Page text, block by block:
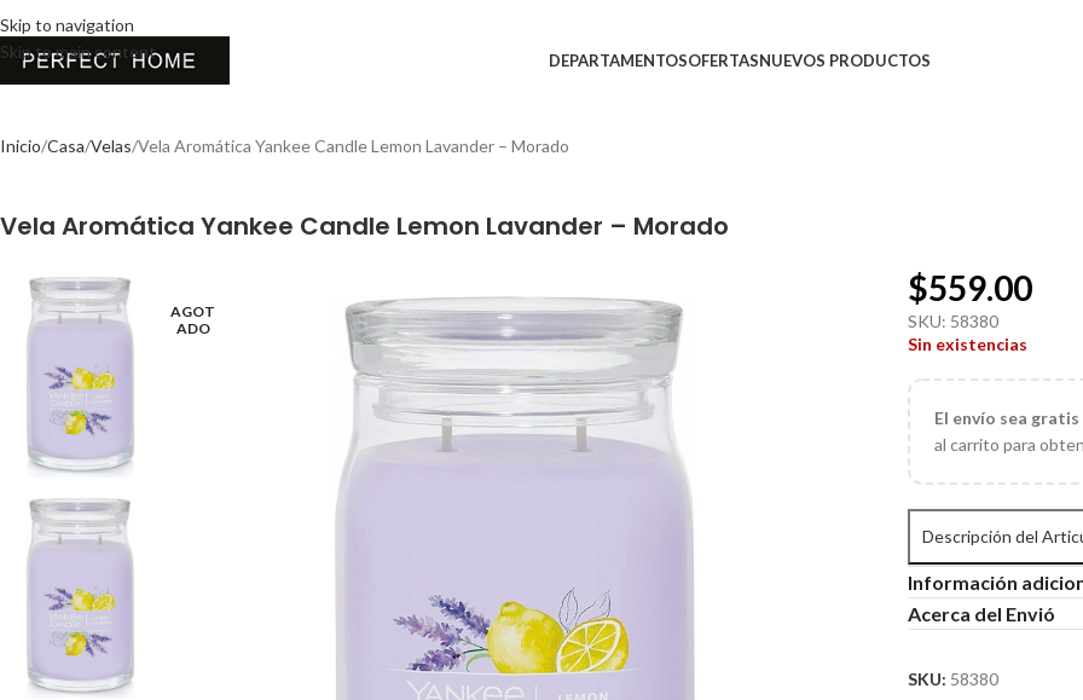
Skip to navigation
Skip to main content
DEPARTAMENTOSOFERTASNUEVOS PRODUCTOS
Inicio Casa Velas Vela Aromática Yankee Candle Lemon Lavander – Morado
Vela Aromática Yankee Candle Lemon Lavander – Morado
AGOT
ADO
$559.00
SKU: 58380
Sin existencias
El envío sea
al carrito para
Descripción del
Información
Acerca del Envió
SKU: 58380